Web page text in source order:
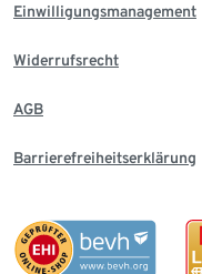
Einwilligungsmanagement
Widerrufsrecht
AGB
Barrierefreiheitserklärung